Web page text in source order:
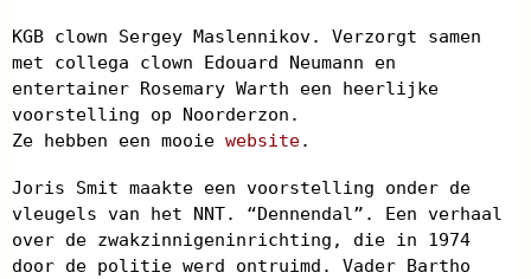
KGB clown Sergey Maslennikov. Verzorgt samen
met collega clown Edouard Neumann en
entertainer Rosemary Warth een heerlijke
voorstelling op Noorderzon.
Ze hebben een mooie website.
Joris Smit maakte een voorstelling onder de
vleugels van het NNT. “Dennendal”. Een verhaal
over de zwakzinnigeninrichting, die in 1974
door de politie werd ontruimd. Vader Bartho